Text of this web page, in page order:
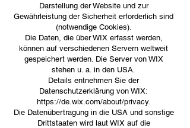
Darstellung der Website und zur
Gewährleistung der Sicherheit erforderlich sind
(notwendige Cookies).
Die Daten, die über WIX erfasst werden,
können auf verschiedenen Servern weltweit
gespeichert werden. Die Server von WIX
stehen u. a. in den USA.
Details entnehmen Sie der
Datenschutzerklärung von WIX:
https://de.wix.com/about/privacy.
Die Datenübertragung in die USA und sonstige
Drittstaaten wird laut WIX auf die